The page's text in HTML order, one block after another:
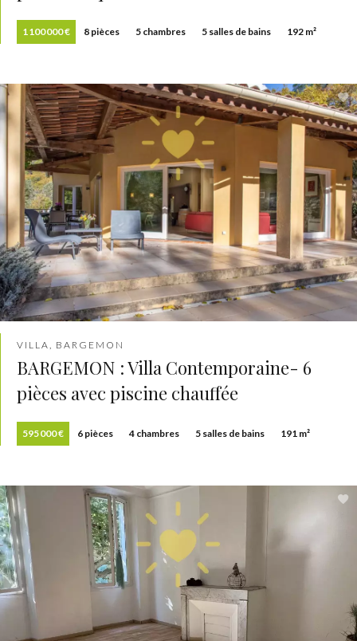
1 100 000 € 8 pièces 5 chambres 5 salles de bains 192 m²
VILLA, BARGEMON
BARGEMON : Villa Contemporaine- 6
pièces avec piscine chauffée
595 000 € 6 pièces 4 chambres 5 salles de bains 191 m²